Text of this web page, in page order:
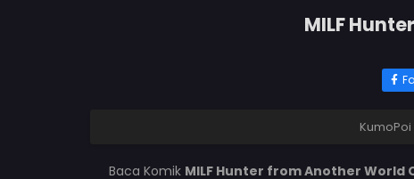
MILF
KumoPoi
Baca Komik MILF Hunter from Another World